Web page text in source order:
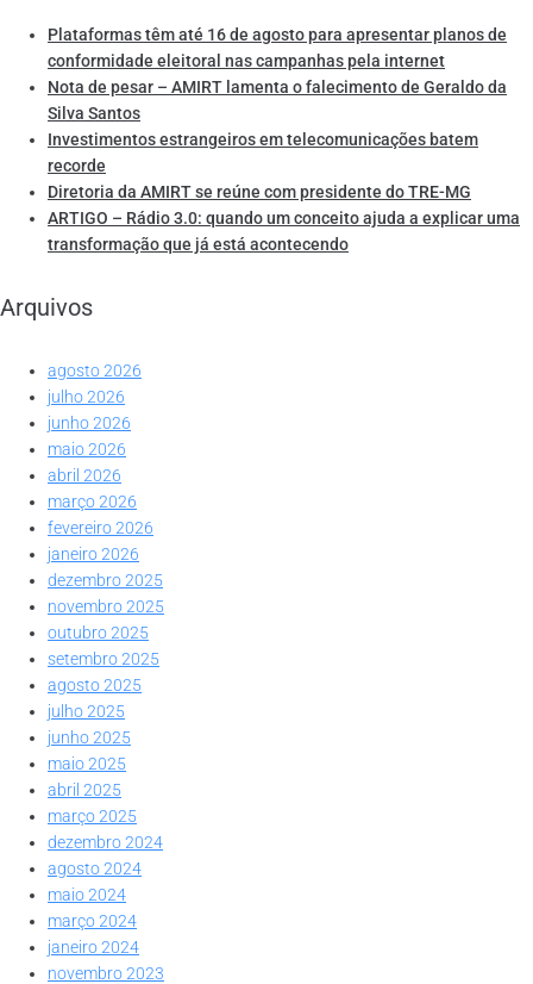
Plataformas têm até 16 de agosto para apresentar planos de
conformidade eleitoral nas campanhas pela internet
Nota de pesar – AMIRT lamenta o falecimento de Geraldo da
Silva Santos
Investimentos estrangeiros em telecomunicações batem
recorde
Diretoria da AMIRT se reúne com presidente do TRE-MG
ARTIGO – Rádio 3.0: quando um conceito ajuda a explicar uma
transformação que já está acontecendo
Arquivos
agosto 2026
julho 2026
junho 2026
maio 2026
abril 2026
março 2026
fevereiro 2026
janeiro 2026
dezembro 2025
novembro 2025
outubro 2025
setembro 2025
agosto 2025
julho 2025
junho 2025
maio 2025
abril 2025
março 2025
dezembro 2024
agosto 2024
maio 2024
março 2024
janeiro 2024
novembro 2023